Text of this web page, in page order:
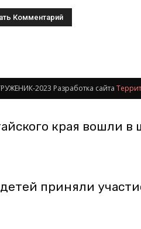
2023 Разработка сайта
края вошли
приняли